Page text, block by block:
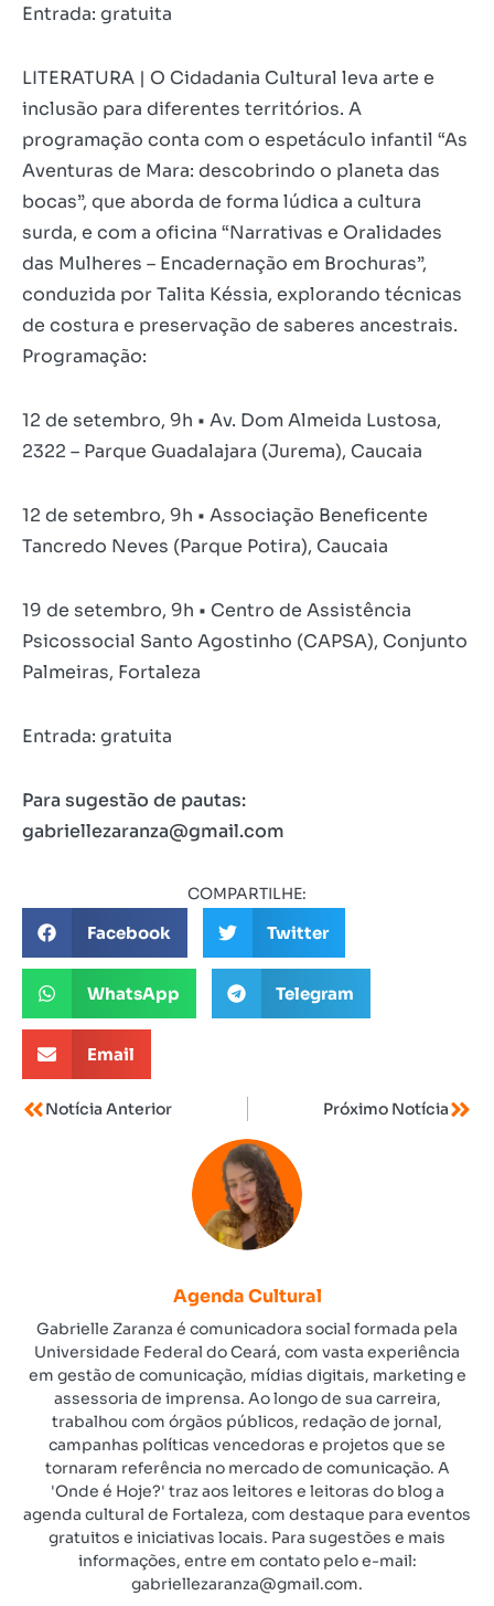
Entrada: gratuita
LITERATURA | O Cidadania Cultural leva arte e
inclusão para diferentes territórios. A
programação conta com o espetáculo infantil “As
Aventuras de Mara: descobrindo o planeta das
bocas”, que aborda de forma lúdica a cultura
surda, e com a oficina “Narrativas e Oralidades
das Mulheres – Encadernação em Brochuras”,
conduzida por Talita Késsia, explorando técnicas
de costura e preservação de saberes ancestrais.
Programação:
12 de setembro, 9h • Av. Dom Almeida Lustosa,
2322 – Parque Guadalajara (Jurema), Caucaia
12 de setembro, 9h • Associação Beneficente
Tancredo Neves (Parque Potira), Caucaia
19 de setembro, 9h • Centro de Assistência
Psicossocial Santo Agostinho (CAPSA), Conjunto
Palmeiras, Fortaleza
Entrada: gratuita
Para sugestão de pautas:
gabriellezaranza@gmail.com
COMPARTILHE:
Facebook Twitter
WhatsApp Telegram
Email
Notícia Anterior Próximo Notícia
Agenda Cultural
Gabrielle Zaranza é comunicadora social formada pela
Universidade Federal do Ceará, com vasta experiência
em gestão de comunicação, mídias digitais, marketing e
assessoria de imprensa. Ao longo de sua carreira,
trabalhou com órgãos públicos, redação de jornal,
campanhas políticas vencedoras e projetos que se
tornaram referência no mercado de comunicação. A
'Onde é Hoje?' traz aos leitores e leitoras do blog a
agenda cultural de Fortaleza, com destaque para eventos
gratuitos e iniciativas locais. Para sugestões e mais
informações, entre em contato pelo e-mail:
gabriellezaranza@gmail.com.